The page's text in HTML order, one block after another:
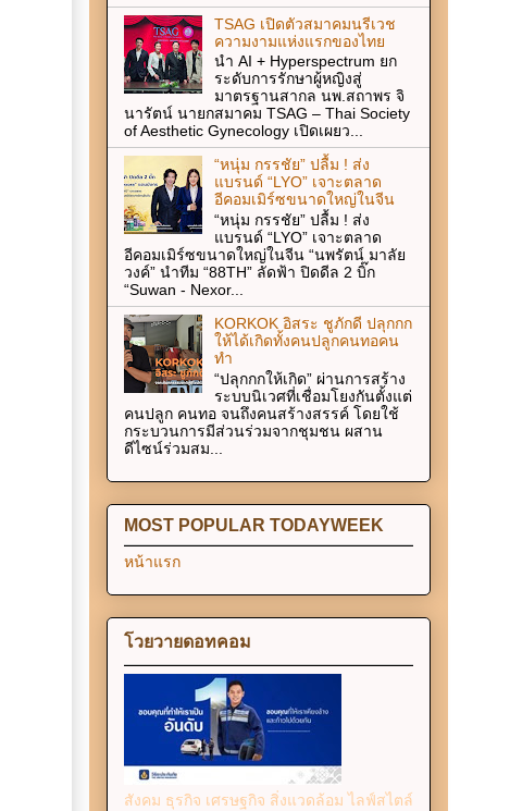
TSAG เปิดตัวสมาคมนรีเวช
ความงามแห่งแรกของไทย
นำ AI + Hyperspectrum ยก
ระดับการรักษาผู้หญิงสู่
มาตรฐานสากล นพ.สถาพร จิ
นารัตน์ นายกสมาคม TSAG – Thai Society
of Aesthetic Gynecology เปิดเผยว...
“หนุ่ม กรรชัย” ปลื้ม ! ส่ง
แบรนด์ “LYO” เจาะตลาด
อีคอมเมิร์ซขนาดใหญ่ในจีน
“หนุ่ม กรรชัย” ปลื้ม ! ส่ง
แบรนด์ “LYO” เจาะตลาด
อีคอมเมิร์ซขนาดใหญ่ในจีน “นพรัตน์ มาลัย
วงค์” นำทีม “88TH” ลัดฟ้า ปิดดีล 2 บิ๊ก
“Suwan - Nexor...
KORKOK อิสระ ชูภักดี ปลุกกก
ให้ได้เกิดทั้งคนปลูกคนทอคน
ทำ
“ปลุกกกให้เกิด” ผ่านการสร้าง
ระบบนิเวศที่เชื่อมโยงกันตั้งแต่
คนปลูก คนทอ จนถึงคนสร้างสรรค์ โดยใช้
กระบวนการมีส่วนร่วมจากชุมชน ผสาน
ดีไซน์ร่วมสม...
MOST POPULAR TODAYWEEK
หน้าแรก
โวยวายดอทคอม
สังคม ธุรกิจ เศรษฐกิจ สิ่งแวดล้อม ไลฟ์สไตล์